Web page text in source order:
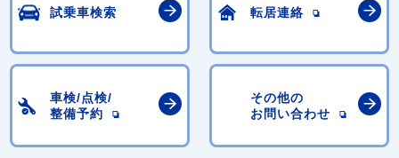
試乗車検索 転居連絡
車検/点検/
整備予約
その他の
お問い合わせ